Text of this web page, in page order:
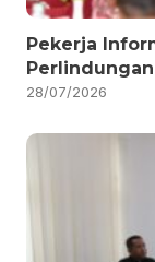
Pekerja
28/07/2026